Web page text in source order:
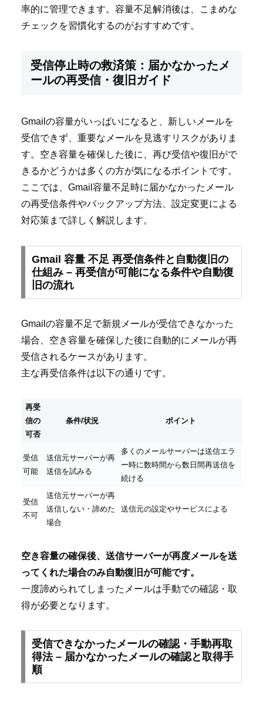
率的に管理できます。容量不足解消後は、こまめな
チェックを習慣化するのがおすすめです。
受信停止時の救済策：届かなかったメ
ールの再受信・復旧ガイド
Gmailの容量がいっぱいになると、新しいメールを
受信できず、重要なメールを見逃すリスクがありま
す。空き容量を確保した後に、再び受信や復旧がで
きるかどうかは多くの方が気になるポイントです。
ここでは、Gmail容量不足時に届かなかったメール
の再受信条件やバックアップ方法、設定変更による
対応策まで詳しく解説します。
Gmail 容量 不足 再受信条件と自動復旧の
仕組み – 再受信が可能になる条件や自動復
旧の流れ
Gmailの容量不足で新規メールが受信できなかった
場合、空き容量を確保した後に自動的にメールが再
受信されるケースがあります。
主な再受信条件は以下の通りです。
再受
信の
可否
条件/状況 ポイント
受信
可能
送信元サーバーが再
送信を試みる
多くのメールサーバーは送信エラ
ー時に数時間から数日間再送信を
続ける
受信
不可
送信元サーバーが再
送信しない・諦めた
場合
送信元の設定やサービスによる
空き容量の確保後、送信サーバーが再度メールを送
ってくれた場合のみ自動復旧が可能です。
一度諦められてしまったメールは手動での確認・取
得が必要となります。
受信できなかったメールの確認・手動再取
得法 – 届かなかったメールの確認と取得手
順